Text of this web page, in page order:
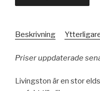
Beskrivning
Priser uppdaterade
Livingston är en stor